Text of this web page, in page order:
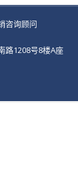
咨询顾问
路1208号8楼A座